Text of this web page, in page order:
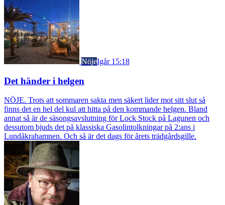
NöjeIgår 15:18
Det händer i helgen
NÖJE. Trots att sommaren sakta men säkert lider mot sitt slut så
finns det en hel del kul att hitta på den kommande helgen. Bland
annat så är de säsongsavslutning för Lock Stock på Lagunen och
dessutom bjuds det på klassiska Gasolintolkningar på 2:ans i
Lundåkrahamnen. Och så är det dags för årets trädgårdsgille.